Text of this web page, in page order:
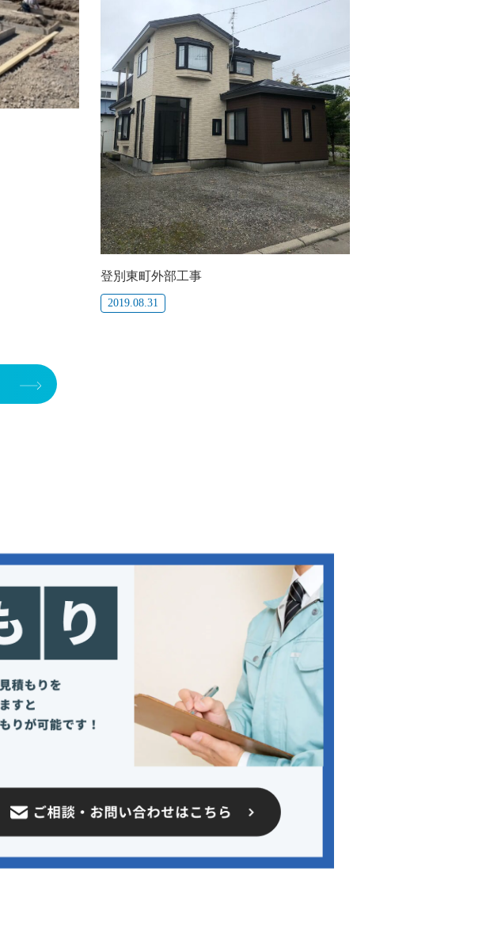
登別東町外部工事
2019.08.31